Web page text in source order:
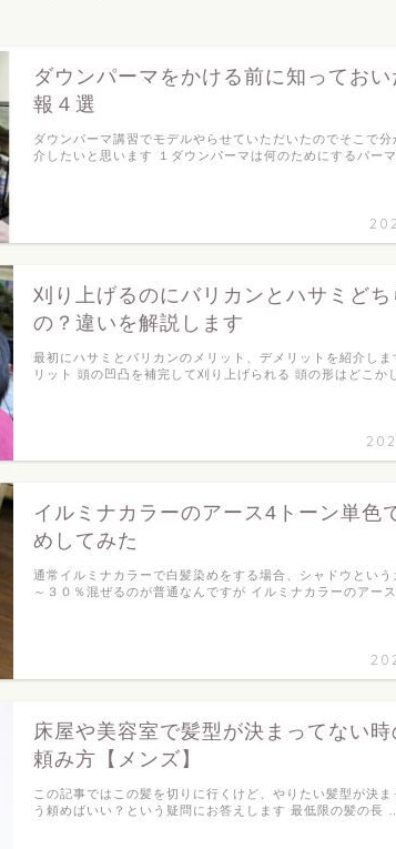
ダウンパーマをかける前に知ってお
報４選
ダウンパーマ講習でモデルやらせていただいたのでそこで分
介したいと思います １ダウンパーマは何のためにするパー
刈り上げるのにバリカンとハサミどち
の？違いを解説します
最初にハサミとバリカンのメリット、デメリットを紹介しま
リット 頭の凹凸を補完して刈り上げられる 頭の形はどこか
イルミナカラーのアース4トーン単色
めしてみた
通常イルミナカラーで白髪染めをする場合、シャドウという
～３０％混ぜるのが普通なんですが イルミナカラーのアー
床屋や美容室で髪型が決まってない時
頼み方【メンズ】
この記事ではこの髪を切りに行くけど、やりたい髪型が決
う頼めばいい？という疑問にお答えします 最低限の髪の長 …